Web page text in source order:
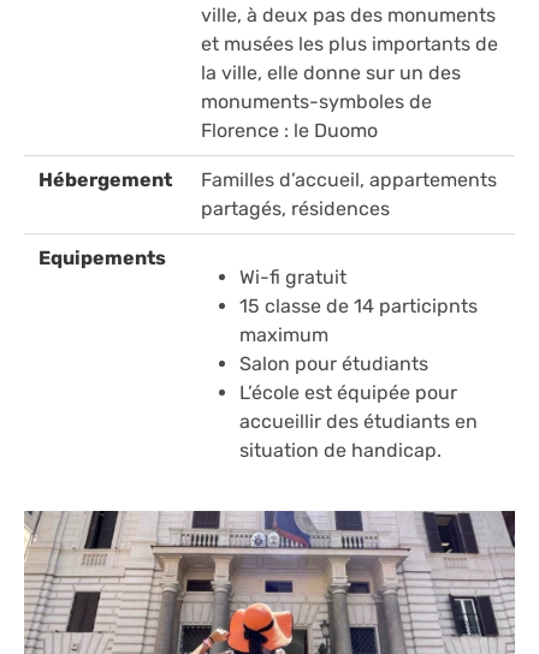
ville, à deux pas des monuments
et musées les plus importants de
la ville, elle donne sur un des
monuments-symboles de
Florence : le Duomo
Hébergement
Familles d’accueil, appartements
partagés, résidences
Equipements
Wi-fi gratuit
15 classe de 14 participnts
maximum
Salon pour étudiants
L’école est équipée pour
accueillir des étudiants en
situation de handicap.